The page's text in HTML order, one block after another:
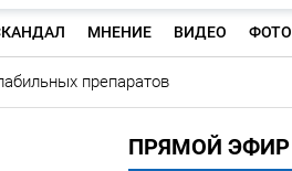
МНЕНИЕ ВИДЕО ФОТО
препаратов
ПРЯМОЙ ЭФИР